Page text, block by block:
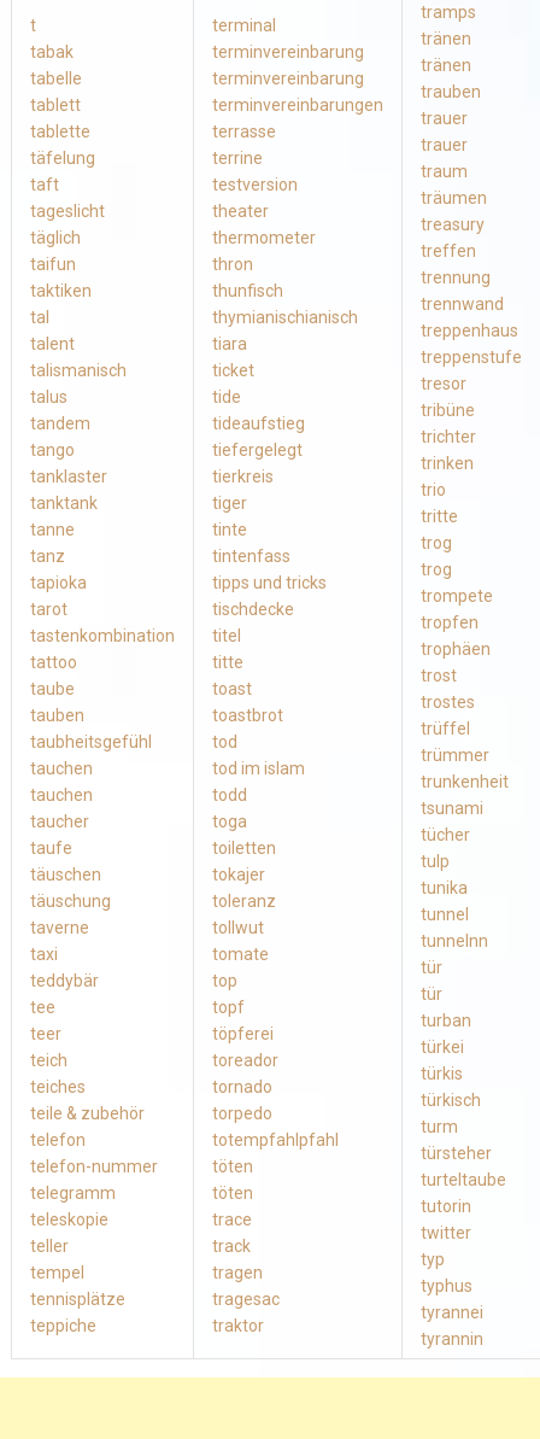
t
tabak
tabelle
tablett
tablette
täfelung
taft
tageslicht
täglich
taifun
taktiken
tal
talent
talismanisch
talus
tandem
tango
tanklaster
tanktank
tanne
tanz
tapioka
tarot
tastenkombination
tattoo
taube
tauben
taubheitsgefühl
tauchen
tauchen
taucher
taufe
täuschen
täuschung
taverne
taxi
teddybär
tee
teer
teich
teiches
teile & zubehör
telefon
telefon-nummer
telegramm
teleskopie
teller
tempel
tennisplätze
teppiche
terminal
terminvereinbarung
terminvereinbarung
terminvereinbarungen
terrasse
terrine
testversion
theater
thermometer
thron
thunfisch
thymianischianisch
tiara
ticket
tide
tideaufstieg
tiefergelegt
tierkreis
tiger
tinte
tintenfass
tipps und tricks
tischdecke
titel
titte
toast
toastbrot
tod
tod im islam
todd
toga
toiletten
tokajer
toleranz
tollwut
tomate
top
topf
töpferei
toreador
tornado
torpedo
totempfahlpfahl
töten
töten
trace
track
tragen
tragesac
traktor
tramps
tränen
tränen
trauben
trauer
trauer
traum
träumen
treasury
treffen
trennung
trennwand
treppenhaus
treppenstufe
tresor
tribüne
trichter
trinken
trio
tritte
trog
trog
trompete
tropfen
trophäen
trost
trostes
trüffel
trümmer
trunkenheit
tsunami
tücher
tulp
tunika
tunnel
tunnelnn
tür
tür
turban
türkei
türkis
türkisch
turm
türsteher
turteltaube
tutorin
twitter
typ
typhus
tyrannei
tyrannin